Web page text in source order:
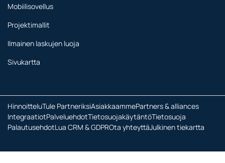
Mobiilisovellus
Projektimallit
Ilmainen laskujen luoja
Sivukartta
HinnoitteluTule PartneriksiAsiakkaammePartners & alliances
IntegraatiotPalveluehdotTietosuojakäytäntöTietosuoja
PalautusehdotLua CRM & GDPROta yhteyttäJulkinen tiekartta